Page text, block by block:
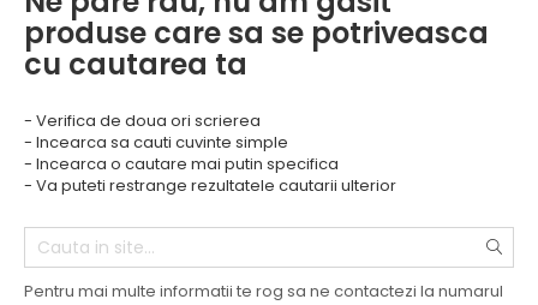
Par
Piersic
Zarzar
Nectarin
Nuc
Gutui
Trandafiri pomisor plangator
Abies
Chiparos
Mure
Zmeura
Afin
Capsuni
produse care sa se potriveasca
cu cautarea ta
- Verifica de doua ori scrierea
- Incearca sa cauti cuvinte simple
- Incearca o cautare mai putin specifica
- Va puteti restrange rezultatele cautarii ulterior
Pentru mai multe informatii te rog sa ne contactezi la numarul